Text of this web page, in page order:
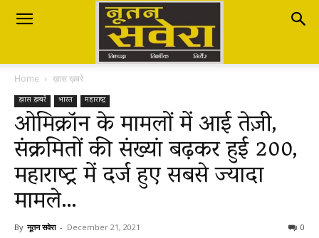
Nutan
Savera
नूतन
सवेरा
Home ख़ास ख़बरें
ख़ास ख़बरें भारत महाराष्ट्र
ओमिक्रॉन के मामलों में आई तेज़ी,
संक्रमितों की संख्यां बढ़कर हुई 200,
महाराष्ट्र में दर्ज हुए सबसे ज्यादा
मामले…
By नूतन सवेरा - December 21, 2021 0